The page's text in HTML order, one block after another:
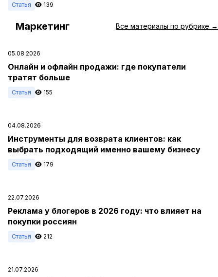
Статья 139
Маркетинг Все материалы по рубрике →
05.08.2026
Онлайн и офлайн продажи: где покупатели
тратят больше
Статья 155
04.08.2026
Инструменты для возврата клиентов: как
выбрать подходящий именно вашему бизнесу
Статья 179
22.07.2026
Реклама у блогеров в 2026 году: что влияет на
покупки россиян
Статья 212
21.07.2026